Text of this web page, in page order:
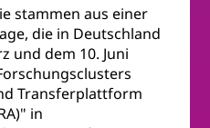
stammen aus einer
die in Deutschland
und dem 10. Juni
Transferplattform
in